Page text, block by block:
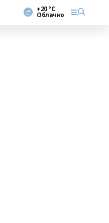
+20 °С
Облачно